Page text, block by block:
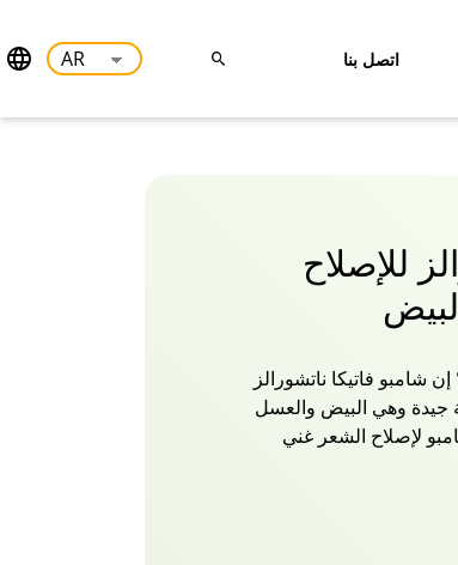
اتصل بنا
للإصلاح
فاتيكا ناتشورالز
جيدة وهي البيض والعسل
لإصلاح الشعر غني